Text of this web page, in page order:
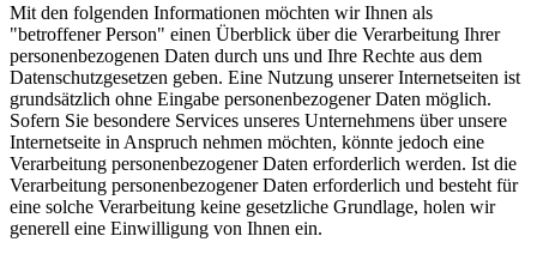
Mit den folgenden Informationen möchten wir Ihnen als
"betroffener Person" einen Überblick über die Verarbeitung Ihrer
personenbezogenen Daten durch uns und Ihre Rechte aus dem
Datenschutzgesetzen geben. Eine Nutzung unserer Internetseiten ist
grundsätzlich ohne Eingabe personenbezogener Daten möglich.
Sofern Sie besondere Services unseres Unternehmens über unsere
Internetseite in Anspruch nehmen möchten, könnte jedoch eine
Verarbeitung personenbezogener Daten erforderlich werden. Ist die
Verarbeitung personenbezogener Daten erforderlich und besteht für
eine solche Verarbeitung keine gesetzliche Grundlage, holen wir
generell eine Einwilligung von Ihnen ein.